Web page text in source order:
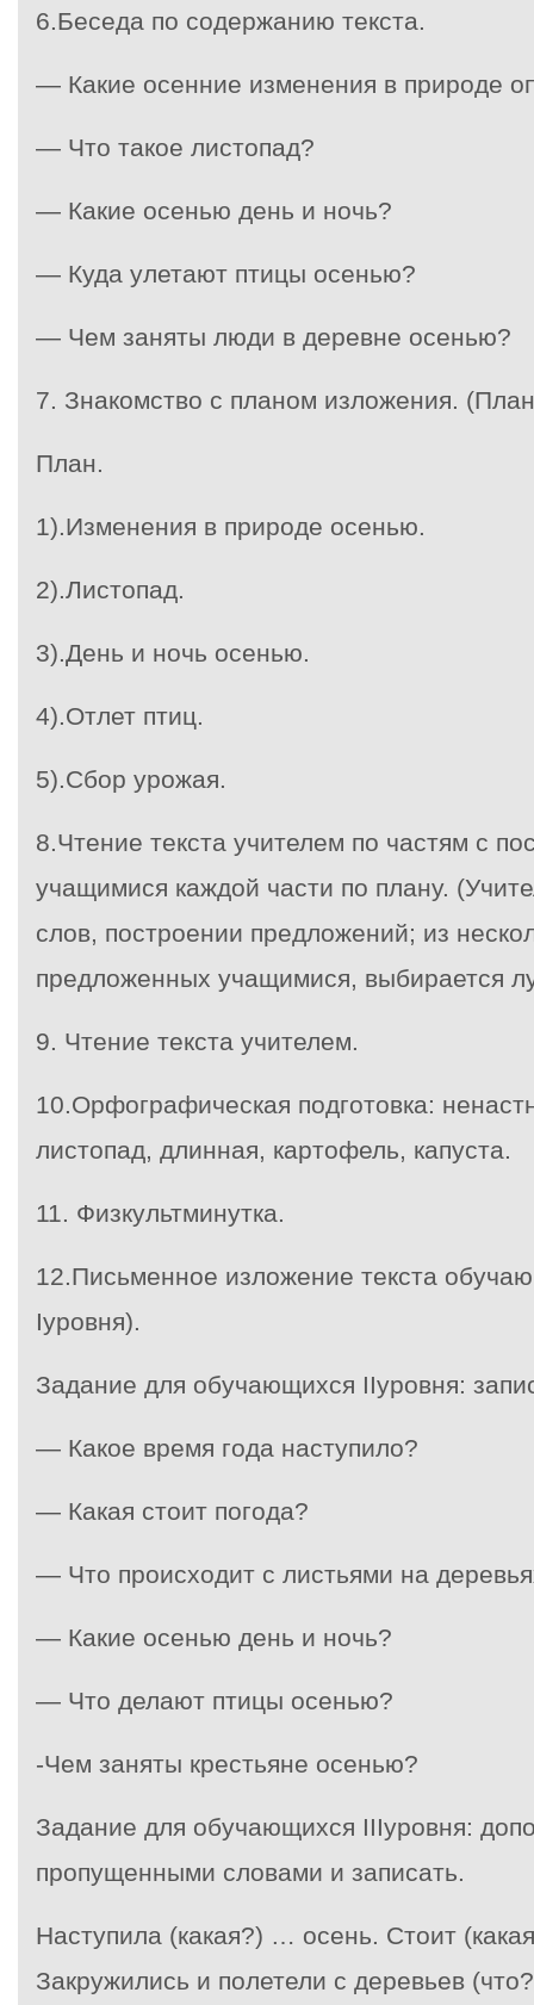
6.Беседа по содержанию текста.
— Какие осенние изменения в природе
— Что такое листопад?
— Какие осенью день и ночь?
— Куда улетают птицы осенью?
— Чем заняты люди в деревне осенью?
7. Знакомство с планом изложения.
План.
1).Изменения в природе осенью.
2).Листопад.
3).День и ночь осенью.
4).Отлет птиц.
5).Сбор урожая.
8.Чтение текста учителем по частям с
учащимися каждой части по плану.
слов, построении предложений; из
предложенных учащимися, выбирается
9. Чтение текста учителем.
10.Орфографическая подготовка:
листопад, длинная, картофель, капуста.
11. Физкультминутка.
12.Письменное изложение текста
Iуровня).
Задание для обучающихся IIуровня:
— Какое время года наступило?
— Какая стоит погода?
— Что происходит с листьями на
— Какие осенью день и ночь?
— Что делают птицы осенью?
-Чем заняты крестьяне осенью?
Задание для обучающихся IIIуровня:
пропущенными словами и записать.
Наступила (какая?) … осень. Стоит
Закружились и полетели с деревьев